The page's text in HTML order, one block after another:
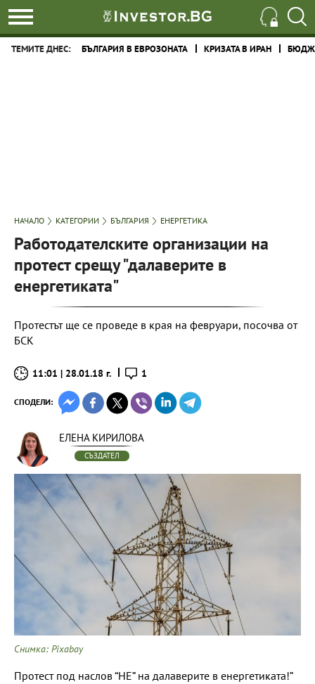
ТЕМИТЕ ДНЕС: БЪЛГАРИЯ В ЕВРОЗОНАТА КРИЗАТА В ИРАН
НАЧАЛО КАТЕГОРИИ БЪЛГАРИЯ ЕНЕРГЕТИКА
Работодателските организации на
протест срещу "далаверите в
енергетиката"
Протестът ще се проведе в края на февруари, посочва от
БСК
11:01 | 28.01.18 г. 1
СПОДЕЛИ:
ЕЛЕНА КИРИЛОВА
СЪЗДАТЕЛ
Снимка: Pixabay
Протест под наслов “НЕ” на далаверите в енергетиката!”